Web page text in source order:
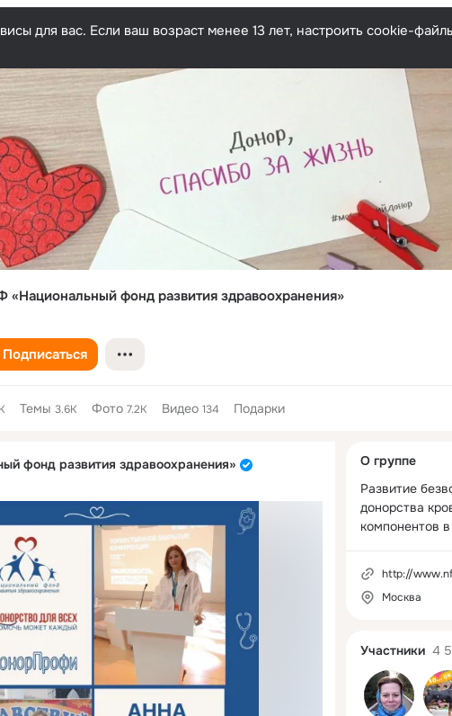
для вас. Если ваш возраст менее 13 лет, настроить cookie-
«Национальный фонд развития здравоохранения»
Подписаться
Темы 3.6K Фото 7.2K Видео 134 Подарки
фонд развития здравоохранения»
колонка
О группе
Развитие
донорства
компонентов
http://
Москва
Участники 4